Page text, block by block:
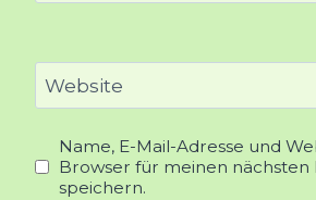
Website
Name, E-Mail-Adresse und
Browser für meinen
speichern.